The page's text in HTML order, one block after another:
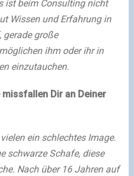
ist beim Consulting nicht
Wissen und Erfahrung in
gerade große
ihm oder ihr in
einzutauchen.
Dir an Deiner
ein schlechtes Image.
schwarze Schafe, diese
Nach über 16 Jahren auf